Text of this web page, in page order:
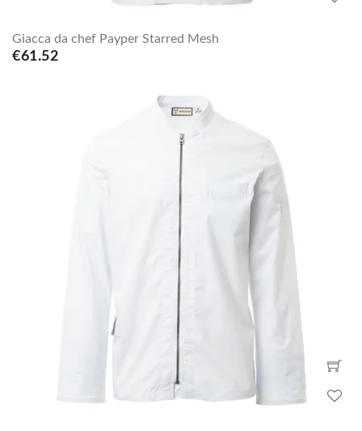
Giacca da chef Payper Starred Mesh
€61.52